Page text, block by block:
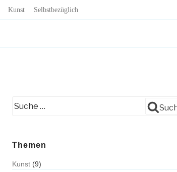
Kunst Selbstbezüglich
Themen
Kunst (9)